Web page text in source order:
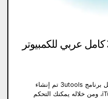
تحميل برنامج 3utools كامل عربي للكمبيوتر
ما هو تحميل برنامج 3utools؟ تحميل برنامج 3utools تم إنشاء
برنامج 3utools كبديل لبرنامج iTunes، ومن خلاله يمكنك التحكم